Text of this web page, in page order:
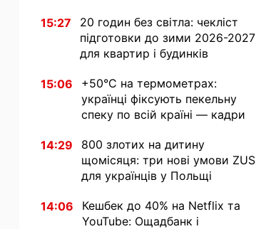
15:27
20 годин без світла: чекліст
підготовки до зими 2026-2027
для квартир і будинків
15:06
+50°C на термометрах:
українці фіксують пекельну
спеку по всій країні — кадри
14:29
800 злотих на дитину
щомісяця: три нові умови ZUS
для українців у Польщі
14:06
Кешбек до 40% на Netflix та
YouTube: Ощадбанк і